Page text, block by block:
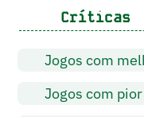
Críticas
Jogos com
Jogos com